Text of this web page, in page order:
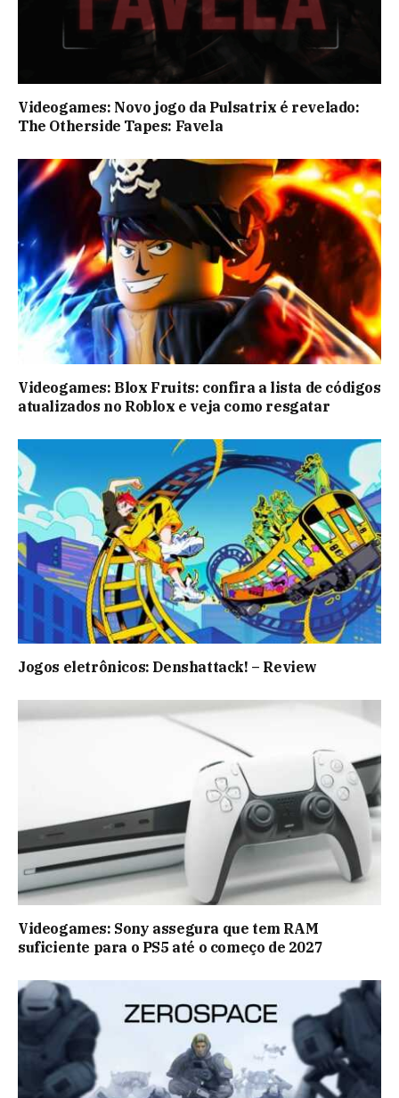
Videogames: Novo jogo da Pulsatrix é revelado:
The Otherside Tapes: Favela
Videogames: Blox Fruits: confira a lista de códigos
atualizados no Roblox e veja como resgatar
Jogos eletrônicos: Denshattack! – Review
Videogames: Sony assegura que tem RAM
suficiente para o PS5 até o começo de 2027